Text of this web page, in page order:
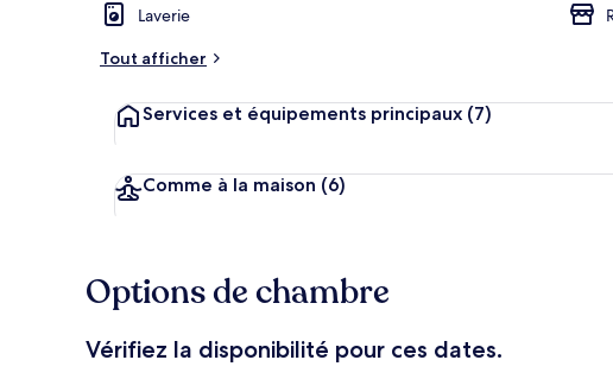
Laverie
Tout afficher
Services et équipements principaux (7)
Comme à la maison (6)
Options de chambre
Vérifiez la disponibilité pour ces dates.